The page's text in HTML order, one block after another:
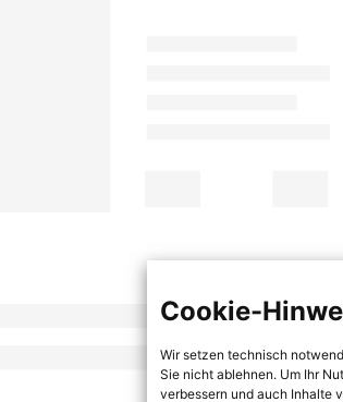
Cookie-
Wir setzen technisch
Sie nicht ablehnen. Um Ihr
verbessern und auch Inhalte